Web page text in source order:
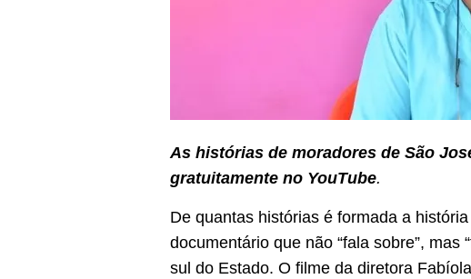
As histórias de moradores de São
gratuitamente no YouTube.
De quantas histórias é formada a
documentário que não “fala sobre”,
sul do Estado. O filme da diretora